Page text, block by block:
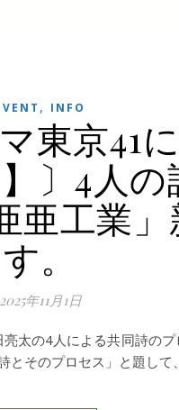
, INFO
東京41
】〕4人
工業」
す。
2025年11月1日
太の4人による共同詩の
とそのプロセス」と題し